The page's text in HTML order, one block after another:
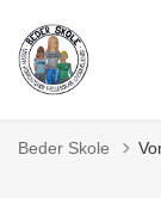
Beder Skole